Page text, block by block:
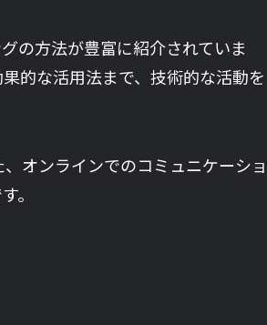
の方法が豊富に紹介されていま
的な活用法まで、技術的な活動を
オンラインでのコミュニケーショ
。